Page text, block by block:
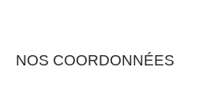
NOS COORDONNÉES